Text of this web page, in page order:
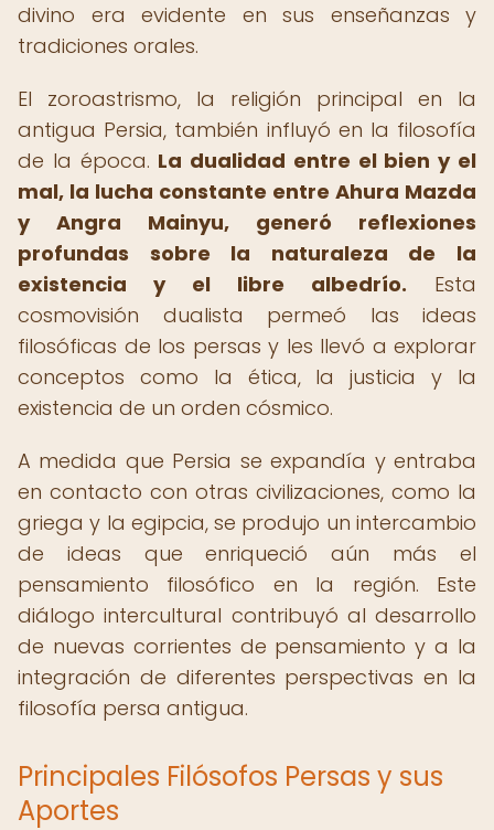
divino era evidente en sus enseñanzas y
tradiciones orales.
El zoroastrismo, la religión principal en la
antigua Persia, también influyó en la filosofía
de la época. La dualidad entre el bien y el
mal, la lucha constante entre Ahura Mazda
y Angra Mainyu, generó reflexiones
profundas sobre la naturaleza de la
existencia y el libre albedrío. Esta
cosmovisión dualista permeó las ideas
filosóficas de los persas y les llevó a explorar
conceptos como la ética, la justicia y la
existencia de un orden cósmico.
A medida que Persia se expandía y entraba
en contacto con otras civilizaciones, como la
griega y la egipcia, se produjo un intercambio
de ideas que enriqueció aún más el
pensamiento filosófico en la región. Este
diálogo intercultural contribuyó al desarrollo
de nuevas corrientes de pensamiento y a la
integración de diferentes perspectivas en la
filosofía persa antigua.
Principales Filósofos Persas y sus
Aportes